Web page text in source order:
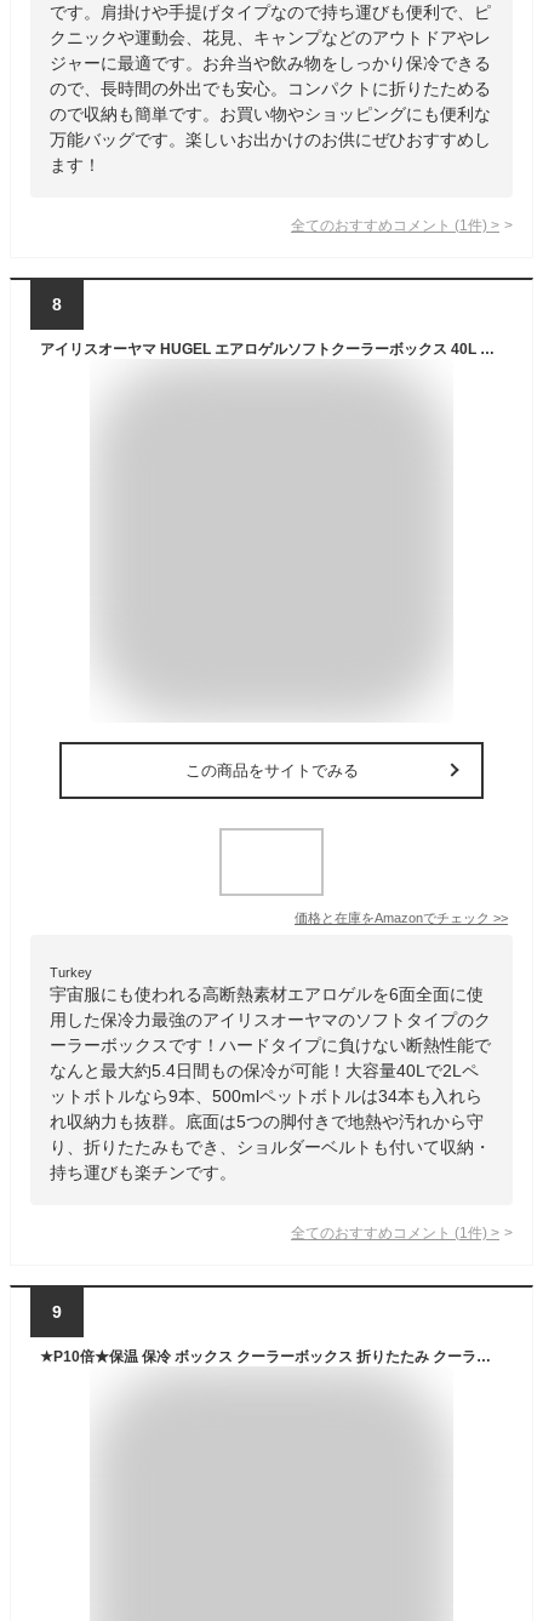
です。肩掛けや手提げタイプなので持ち運びも便利で、ピ
クニックや運動会、花見、キャンプなどのアウトドアやレ
ジャーに最適です。お弁当や飲み物をしっかり保冷できる
ので、長時間の外出でも安心。コンパクトに折りたためる
ので収納も簡単です。お買い物やショッピングにも便利な
万能バッグです。楽しいお出かけのお供にぜひおすすめし
ます！
全てのおすすめコメント (1 件) >
8
アイリスオーヤマ HUGEL エアロゲルソフトクーラーボックス 40L AGSC-40C チャコールグレー エアロゲル クーラーバッグ 超保冷 （5.4日保冷） 超冷却 折り畳み 大容量
この商品をサイトでみる
価格と在庫をAmazonでチェック >>
Turkey
宇宙服にも使われる高断熱素材エアロゲルを6面全面に使
用した保冷力最強のアイリスオーヤマのソフトタイプのク
ーラーボックスです！ハードタイプに負けない断熱性能で
なんと最大約5.4日間もの保冷が可能！大容量40Lで2Lペ
ットボトルなら9本、500mlペットボトルは34本も入れら
れ収納力も抜群。底面は5つの脚付きで地熱や汚れから守
り、折りたたみもでき、ショルダーベルトも付いて収納・
持ち運びも楽チンです。
全てのおすすめコメント (1 件) >
9
★P10倍★保温 保冷 ボックス クーラーボックス 折りたたみ クーラー バッグ 小型 保温バッグ 保冷 軽量 ソフト ベルト 付き 2サイズ 大型 ショルダーベルト 冷蔵 ソロキャンプ カバー 釣り キャンプ バーベキュー 保温箱 ブルー ベージュ